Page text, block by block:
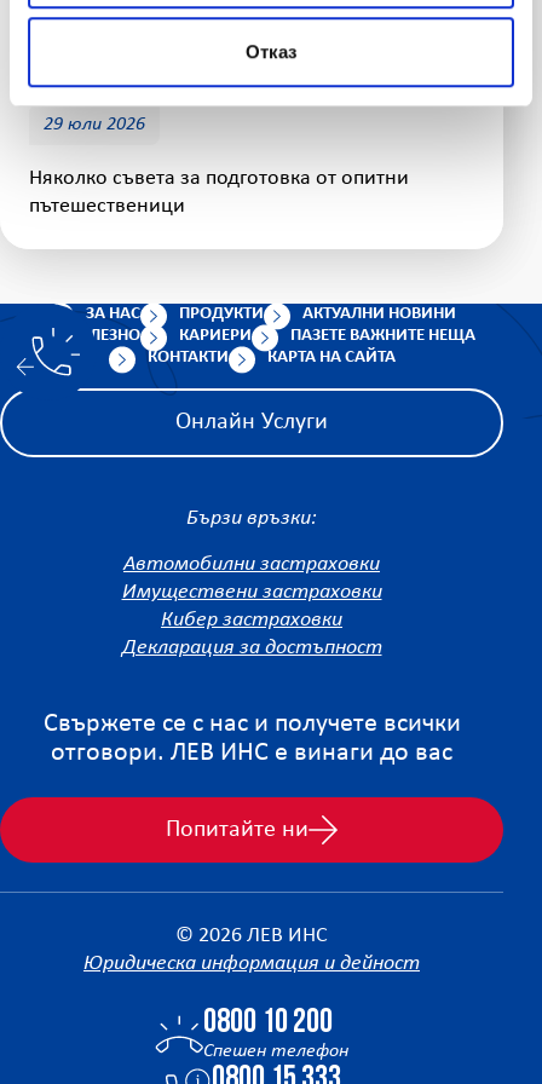
Отказ
„Помощ при пътуване в чужбина“ с бонус
29 юли 2026
Няколко съвета за подготовка от опитни
пътешественици
ЗА НАС ПРОДУКТИ
АКТУАЛНИ НОВИНИ
ПОЛЕЗНО
КАРИЕРИ
ПАЗЕТЕ ВАЖНИТЕ НЕЩА
КОНТАКТИ
КАРТА НА САЙТА
Онлайн Услуги
Бързи връзки:
Автомобилни застраховки
Имуществени застраховки
Кибер застраховки
Декларация за достъпност
Свържете се с нас и получете всички
отговори. ЛЕВ ИНС е винаги до вас
Попитайте ни
© 2026 ЛЕВ ИНС
Юридическа информация и дейност
0800 10 200
Спешен телефон